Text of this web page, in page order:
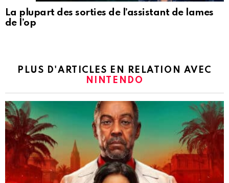
La plupart des sorties de l’assistant de lames
de l’op
PLUS D'ARTICLES EN RELATION AVEC
NINTENDO